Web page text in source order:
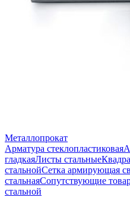
Металлопрокат
Арматура стеклопластиковая
гладкаяЛисты стальные
стальнойСетка армирующая
стальнаяСопутствующие
стальной